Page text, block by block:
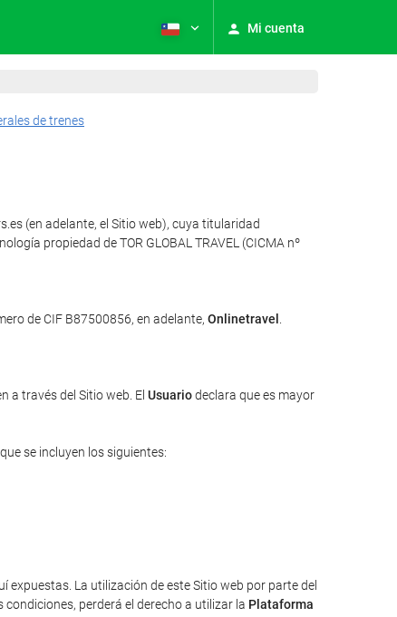
Mi cuenta
de trenes
(en adelante, el Sitio web), cuya titularidad
propiedad de TOR GLOBAL TRAVEL (CICMA nº
de CIF B87500856, en adelante, Onlinetravel
a través del Sitio web. El Usuariodeclara que es mayor
se incluyen los siguientes:
expuestas. La utilización de este Sitio web por parte del
condiciones, perderá el derecho a utilizar la Plataforma